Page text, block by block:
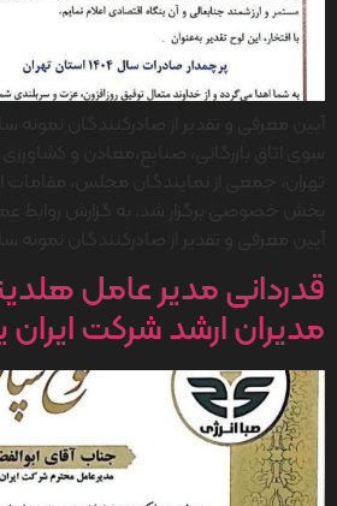
قدردانی مدیر عامل
مدیران ارشد شرکت ایران